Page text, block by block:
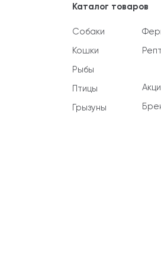
Каталог товаров
Собаки
Кошки
Рыбы
Птицы
Грызуны